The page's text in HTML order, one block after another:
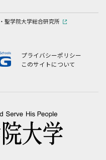
聖学院大学総合研究所
プライバシーポリシー
このサイトについて